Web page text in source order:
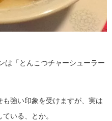
は「とんこつチャーシューラー
強い印象を受けますが、実は
いる、とか。